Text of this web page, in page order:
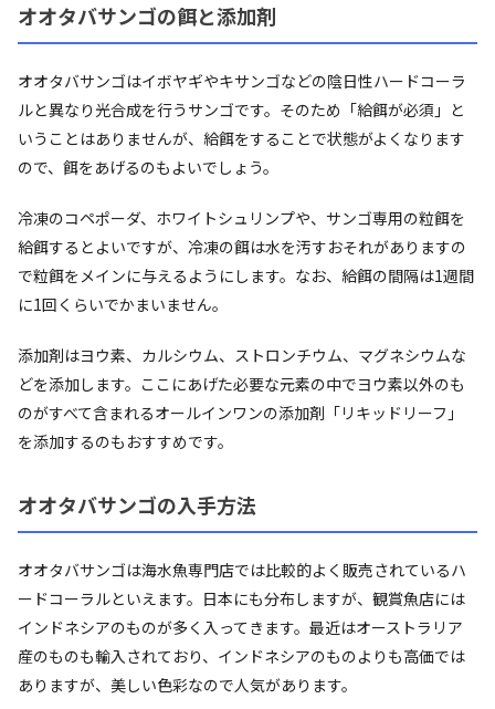
オオタバサンゴの餌と添加剤
オオタバサンゴはイボヤギやキサンゴなどの陰日性ハードコーラ
ルと異なり光合成を行うサンゴです。そのため「給餌が必須」と
いうことはありませんが、給餌をすることで状態がよくなります
ので、餌をあげるのもよいでしょう。
冷凍のコペポーダ、ホワイトシュリンプや、サンゴ専用の粒餌を
給餌するとよいですが、冷凍の餌は水を汚すおそれがありますの
で粒餌をメインに与えるようにします。なお、給餌の間隔は1週間
に1回くらいでかまいません。
添加剤はヨウ素、カルシウム、ストロンチウム、マグネシウムな
どを添加します。ここにあげた必要な元素の中でヨウ素以外のも
のがすべて含まれるオールインワンの添加剤「リキッドリーフ」
を添加するのもおすすめです。
オオタバサンゴの入手方法
オオタバサンゴは海水魚専門店では比較的よく販売されているハ
ードコーラルといえます。日本にも分布しますが、観賞魚店には
インドネシアのものが多く入ってきます。最近はオーストラリア
産のものも輸入されており、インドネシアのものよりも高価では
ありますが、美しい色彩なので人気があります。